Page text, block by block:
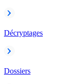
Décryptages
Dossiers